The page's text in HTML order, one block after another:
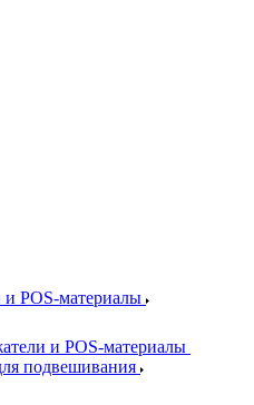
POS-материалы
и POS-материалы
подвешивания